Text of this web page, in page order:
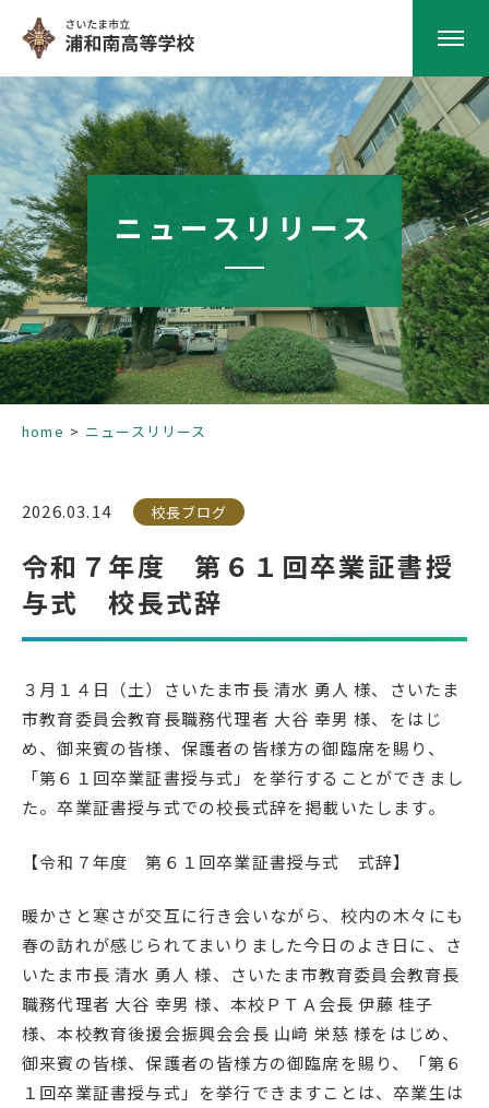
HOME
学校紹介
南高の教育
学校生活
部活動
保健室より
図書室より
事務室より
在校生の皆さんへ
保護者の方へ
教育関係者の方へ
各種証明書発行
アクセス
お問い合わせ
English
プライバシーポリシー
ニュースリリース
home ニュースリリース
2026.03.14 校長ブログ
令和７年度 第６１回卒業証書授
与式 校長式辞
３月１４日（土）さいたま市長 清水 勇人 様、さいたま
市教育委員会教育長職務代理者 大谷 幸男 様、をはじ
め、御来賓の皆様、保護者の皆様方の御臨席を賜り、
「第６１回卒業証書授与式」を挙行することができまし
た。卒業証書授与式での校長式辞を掲載いたします。
【令和７年度 第６１回卒業証書授与式 式辞】
暖かさと寒さが交互に行き会いながら、校内の木々にも
春の訪れが感じられてまいりました今日のよき日に、さ
いたま市長 清水 勇人 様、さいたま市教育委員会教育長
職務代理者 大谷 幸男 様、本校ＰＴＡ会長 伊藤 桂子
様、本校教育後援会振興会会長 山﨑 栄慈 様をはじめ、
御来賓の皆様、保護者の皆様方の御臨席を賜り、「第６
１回卒業証書授与式」を挙行できますことは、卒業生は